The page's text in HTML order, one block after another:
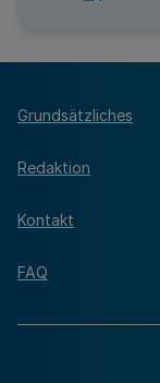
Grundsätzliches
Redaktion
Kontakt
FAQ